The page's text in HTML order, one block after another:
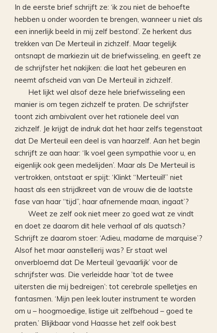
In de eerste brief schrijft ze: ‘ik zou niet de behoefte
hebben u onder woorden te brengen, wanneer u niet als
een innerlijk beeld in mij zelf bestond’. Ze herkent dus
trekken van De Merteuil in zichzelf. Maar tegelijk
ontsnapt de markiezin uit de briefwisseling, en geeft ze
de schrijfster het nakijken: die laat het gebeuren en
neemt afscheid van van De Merteuil in zichzelf.
Het lijkt wel alsof deze hele briefwisseling een
manier is om tegen zichzelf te praten. De schrijfster
toont zich ambivalent over het rationele deel van
zichzelf. Je krijgt de indruk dat het haar zelfs tegenstaat
dat De Merteuil een deel is van haarzelf. Aan het begin
schrijft ze aan haar: ‘Ik voel geen sympathie voor u, en
eigenlijk ook geen medelijden’. Maar als De Merteuil is
vertrokken, ontstaat er spijt: ‘Klinkt “Merteuil!” niet
haast als een strijdkreet van de vrouw die de laatste
fase van haar “tijd”, haar afnemende maan, ingaat’?
Weet ze zelf ook niet meer zo goed wat ze vindt
en doet ze daarom dit hele verhaal af als quatsch?
Schrijft ze daarom stoer: ‘Adieu, madame de marquise’?
Alsof het maar aanstellerij was? Er staat wel
onverbloemd dat De Merteuil ‘gevaarlijk’ voor de
schrijfster was. Die verleidde haar ’tot de twee
uitersten die mij bedreigen’: tot cerebrale spelletjes en
fantasmen. ‘Mijn pen leek louter instrument te worden
om u – hoogmoedige, listige uit zelfbehoud – goed te
praten.’ Blijkbaar vond Haasse het zelf ook best